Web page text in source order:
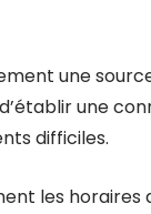
une
une
difficiles.
les horaires